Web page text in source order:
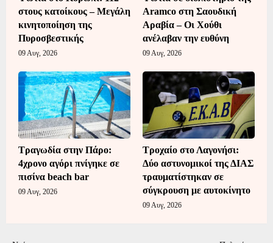
στους κατοίκους – Μεγάλη
κινητοποίηση της
Πυροσβεστικής
09 Αυγ, 2026
Aramco στη Σαουδική
Αραβία – Οι Χούθι
ανέλαβαν την ευθύνη
09 Αυγ, 2026
Τραγωδία στην Πάρο:
4χρονο αγόρι πνίγηκε σε
πισίνα beach bar
09 Αυγ, 2026
Τροχαίο στο Λαγονήσι:
Δύο αστυνομικοί της ΔΙΑΣ
τραυματίστηκαν σε
σύγκρουση με αυτοκίνητο
09 Αυγ, 2026